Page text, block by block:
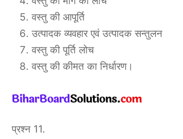
वस्तु की आपूर्ति
उत्पादक व्यवहार एवं उत्पादक सन्तुलन
वस्तु की पूर्ति लोच
वस्तु की कीमत का निर्धारण।
प्रश्न 11.